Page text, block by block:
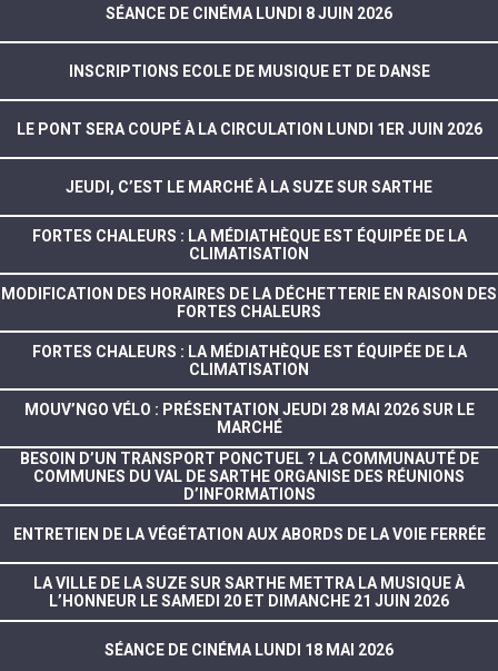
SÉANCE DE CINÉMA LUNDI 8 JUIN 2026
INSCRIPTIONS ECOLE DE MUSIQUE ET DE DANSE
LE PONT SERA COUPÉ À LA CIRCULATION LUNDI 1ER JUIN 2026
JEUDI, C’EST LE MARCHÉ À LA SUZE SUR SARTHE
FORTES CHALEURS : LA MÉDIATHÈQUE EST ÉQUIPÉE DE LA
CLIMATISATION
MODIFICATION DES HORAIRES DE LA DÉCHETTERIE EN RAISON DES
FORTES CHALEURS
FORTES CHALEURS : LA MÉDIATHÈQUE EST ÉQUIPÉE DE LA
CLIMATISATION
MOUV’NGO VÉLO : PRÉSENTATION JEUDI 28 MAI 2026 SUR LE
MARCHÉ
BESOIN D’UN TRANSPORT PONCTUEL ? LA COMMUNAUTÉ DE
COMMUNES DU VAL DE SARTHE ORGANISE DES RÉUNIONS
D’INFORMATIONS
ENTRETIEN DE LA VÉGÉTATION AUX ABORDS DE LA VOIE FERRÉE
LA VILLE DE LA SUZE SUR SARTHE METTRA LA MUSIQUE À
L’HONNEUR LE SAMEDI 20 ET DIMANCHE 21 JUIN 2026
SÉANCE DE CINÉMA LUNDI 18 MAI 2026